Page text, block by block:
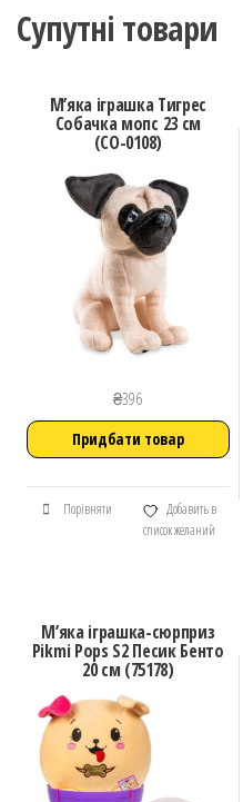
Супутні товари
М’яка іграшка Тигрес
Собачка мопс 23 см
(СО-0108)
₴396
Придбати товар
Порівняти
Добавить в
список желаний
М’яка іграшка-сюрприз
Pikmi Pops S2 Песик Бенто
20 см (75178)